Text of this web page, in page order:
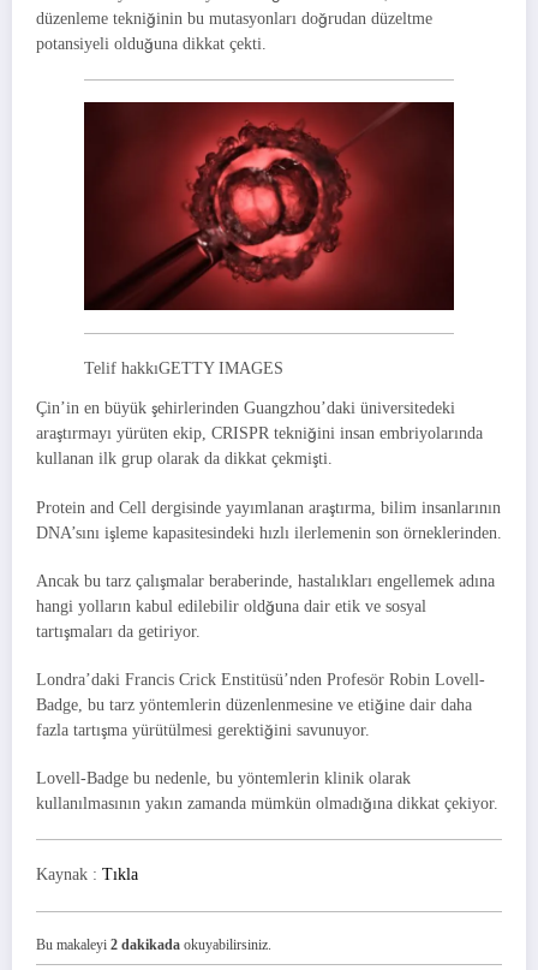
düzenleme tekniğinin bu mutasyonları doğrudan düzeltme
potansiyeli olduğuna dikkat çekti.
Telif hakkıGETTY IMAGES
Çin’in en büyük şehirlerinden Guangzhou’daki üniversitedeki
araştırmayı yürüten ekip, CRISPR tekniğini insan embriyolarında
kullanan ilk grup olarak da dikkat çekmişti.
Protein and Cell dergisinde yayımlanan araştırma, bilim insanlarının
DNA’sını işleme kapasitesindeki hızlı ilerlemenin son örneklerinden.
Ancak bu tarz çalışmalar beraberinde, hastalıkları engellemek adına
hangi yolların kabul edilebilir oldğuna dair etik ve sosyal
tartışmaları da getiriyor.
Londra’daki Francis Crick Enstitüsü’nden Profesör Robin Lovell-
Badge, bu tarz yöntemlerin düzenlenmesine ve etiğine dair daha
fazla tartışma yürütülmesi gerektiğini savunuyor.
Lovell-Badge bu nedenle, bu yöntemlerin klinik olarak
kullanılmasının yakın zamanda mümkün olmadığına dikkat çekiyor.
Kaynak : Tıkla
Bu makaleyi 2 dakikada okuyabilirsiniz.